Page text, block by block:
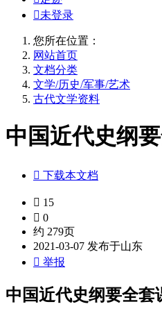
未登录
您所在位置：
网站首页
文档分类
文学/历史/军事/艺术
古代文学资料
中国近代史纲
 下载本文档
 15
 0
约 279页
2021-03-07 发布于山东
 举报
中国近代史纲要全套